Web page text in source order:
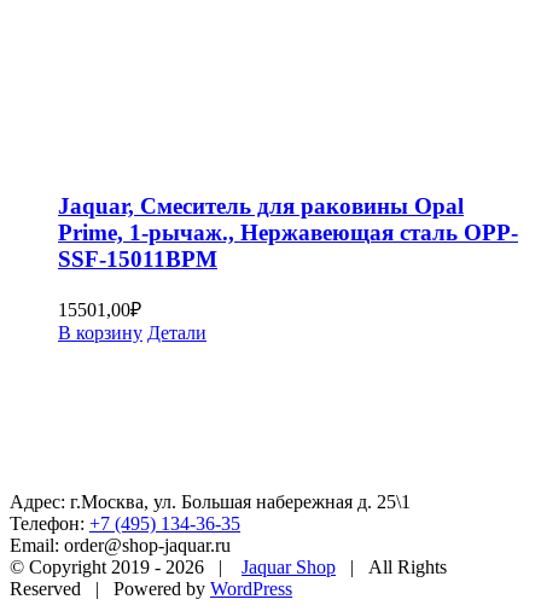
Jaquar, Смеситель для раковины Opal
Prime, 1-рычаж., Нержавеющая сталь OPP-
SSF-15011BPM
15501,00₽
В корзину Детали
Адрес: г.Москва, ул. Большая набережная д. 25\1
Телефон: +7 (495) 134-36-35
Email: order@shop-jaquar.ru
© Copyright 2019 - 2026 | Jaquar Shop | All Rights
Reserved | Powered by WordPress